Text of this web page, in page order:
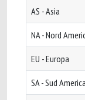
AS - Asia
NA - Nord
EU - Europa
SA - Sud America